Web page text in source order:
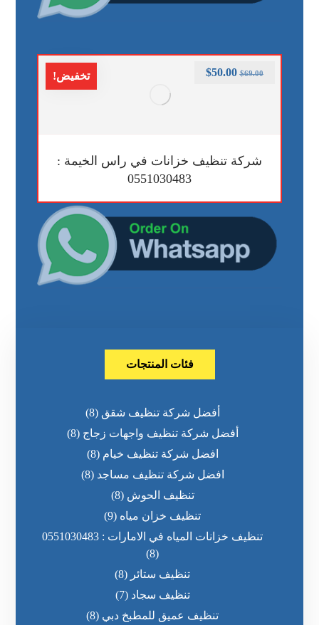
تخفيض!
شركة تنظيف خزانات في راس الخيمة :
0551030483
$69.00
$50.00
فئات المنتجات
أفضل شركة تنظيف شقق (8)
أفضل شركة تنظيف واجهات زجاج (8)
افضل شركة تنظيف خيام (8)
افضل شركة تنظيف مساجد (8)
تنظيف الحوش (8)
تنظيف خزان مياه (9)
تنظيف خزانات المياه في الامارات : 0551030483
(8)
تنظيف ستائر (8)
تنظيف سجاد (7)
تنظيف عميق للمطبخ دبي (8)